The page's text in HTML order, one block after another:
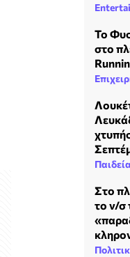
Το
στο
Παιδεία
Στο
το ν/σ